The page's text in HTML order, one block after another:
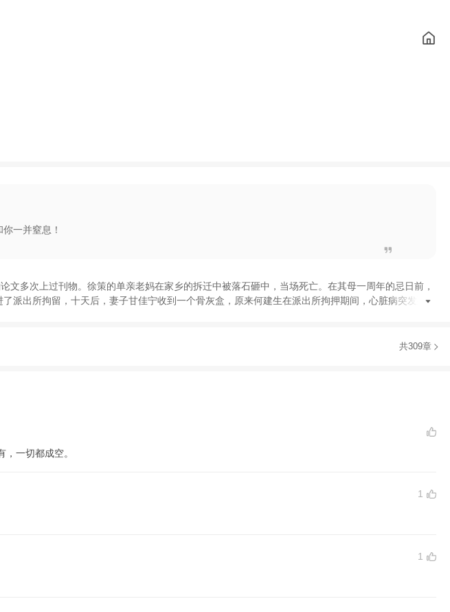
一并窒息！
文多次上过刊物。 徐策的单亲老妈在家乡的拆迁中被落石砸中 ， 当场死亡。 在其母一周年的忌日前 ，
了派出所拘留 ， 十天后 ， 妻子甘佳宁收到一个骨灰盒 ， 原来何建生在派出所拘押期间 ， 心脏病突发死亡
共309章
一切都成空。
1
1